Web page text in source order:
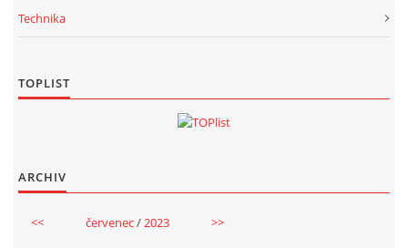
Technika
TOPLIST
ARCHIV
<< červenec/2023 >>